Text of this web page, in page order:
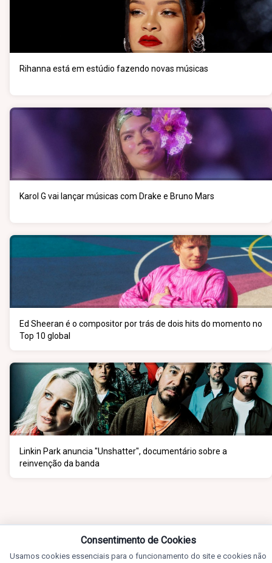
Rihanna está em estúdio fazendo novas músicas
Karol G vai lançar músicas com Drake e Bruno Mars
Ed Sheeran é o compositor por trás de dois hits do momento no
Top 10 global
Linkin Park anuncia "Unshatter", documentário sobre a
reinvenção da banda
Consentimento de Cookies
Usamos cookies essenciais para o funcionamento do site e cookies não